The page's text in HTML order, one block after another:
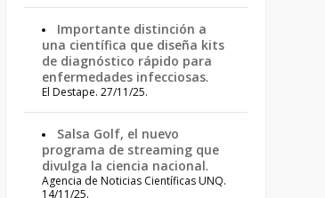
Importante distinción a
una científica que diseña kits
de diagnóstico rápido para
enfermedades infecciosas.
El Destape. 27/11/25.
Salsa Golf, el nuevo
programa de streaming que
divulga la ciencia nacional.
Agencia de Noticias Científicas UNQ.
14/11/25.